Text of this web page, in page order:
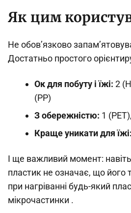
Як цим
Не обов’язково
Достатньо простого
Ок для побуту і їжі: 2
(PP)
З обережністю: 1
Краще уникати для їжі:
І ще важливий момент:
пластик не означає, що його
при нагріванні будь-який
мікрочастинки .